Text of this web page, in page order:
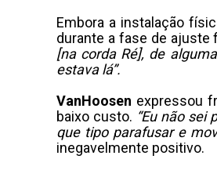
Embora a instalação
durante a fase de ajuste
[na corda Ré], de
estava lá”.
VanHoosen expressou
baixo custo. “Eu não
que tipo parafusar e
inegavelmente positivo.